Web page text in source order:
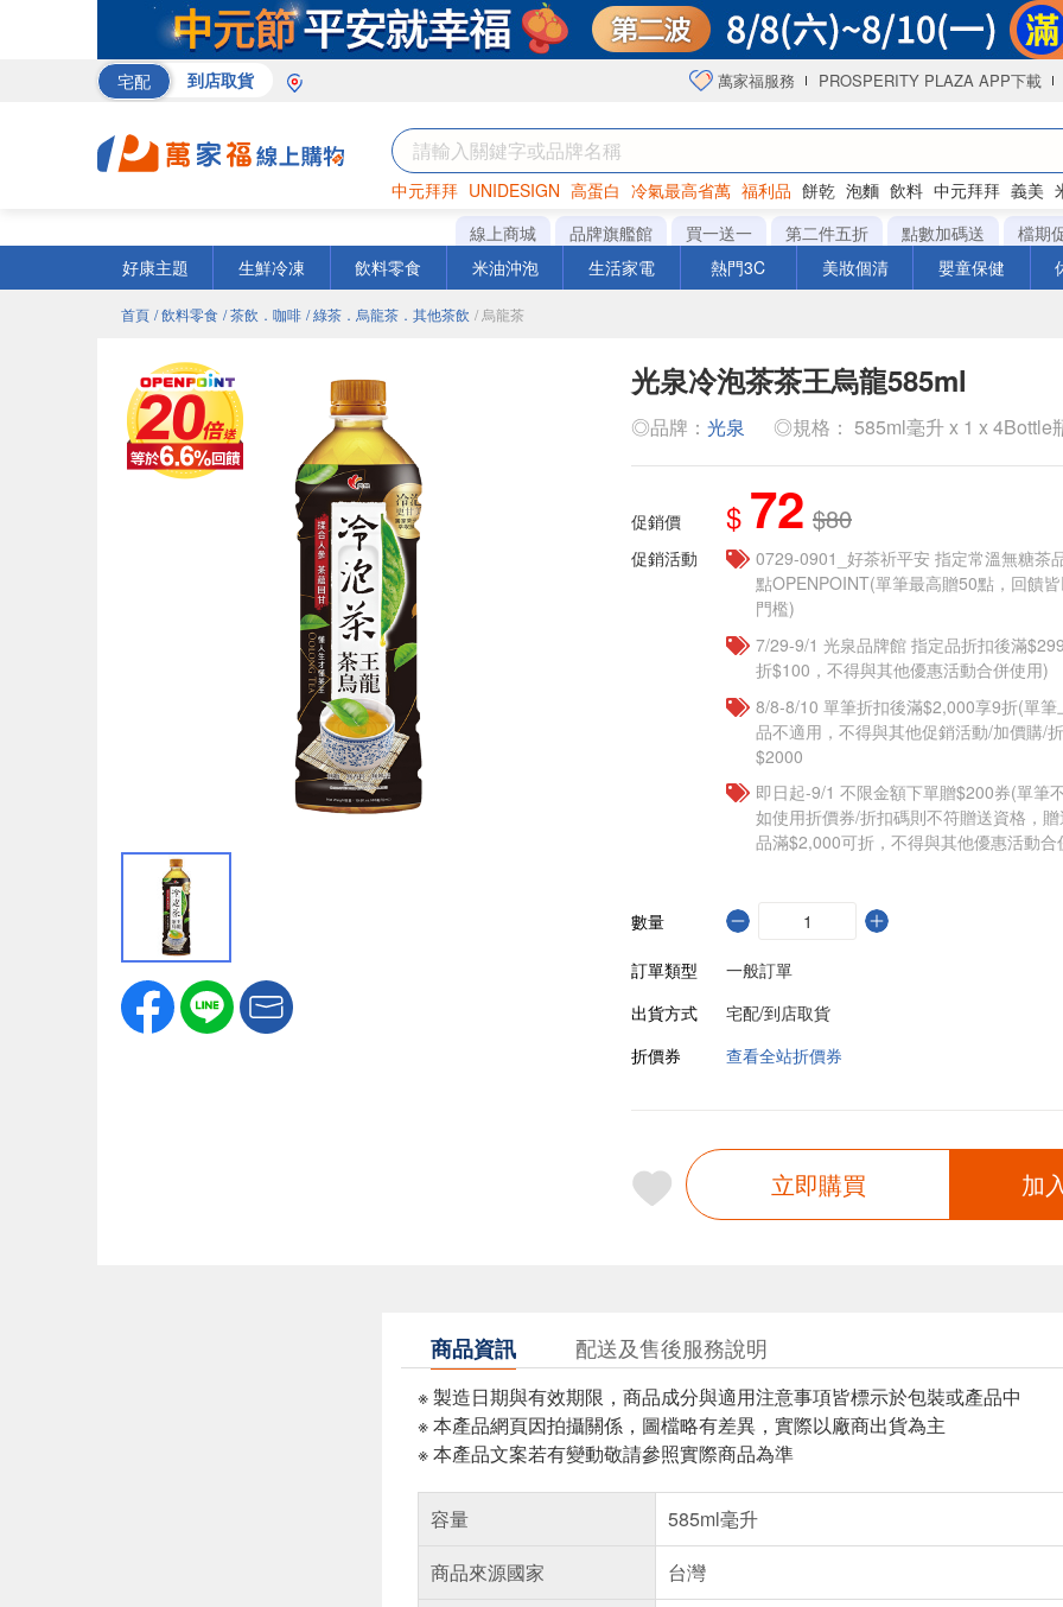
宅配 到店取貨 萬家福服務 PROSPERITY PLAZA APP下載
中元拜拜 UNIDESIGN 高蛋白 冷氣最高省萬 福利品 餅乾 泡麵 飲料 中元拜拜 義美
罐頭 海苔 洋芋片
線上商城 品牌旗艦館 買一送一 第二件五折 點數加碼送
檔期
好康主題
生鮮冷凍 飲料零食 米油沖泡 生活家電 熱門3C 美妝個清 嬰童保健
首頁 / 飲料零食 / 茶飲．咖啡 / 綠茶．烏龍茶．其他茶飲 / 烏龍茶
光泉冷泡茶茶王烏龍585ml
◎品牌： 光泉 ◎規格： 585ml毫升 x 1 x 4Bottle
促銷價 $ 72 $80
促銷活動
​​0729-0901_好茶祈平安 指定常溫無糖茶
點OPENPOINT(單筆最高贈50點，回饋
門檻)
7/29-9/1 光泉品牌館 指定品折扣後滿
折$100，不得與其他優惠活動合併使用)
8/8-8/10 單筆折扣後滿$2,000享9折(單
品不適用，不得與其他促銷活動/加價購/
$2000
即日起-9/1 不限金額下單贈$200券(單筆
如使用折價券/折扣碼則不符贈送資格，
品滿$2,000可折，不得與其他優惠活動合
數量
訂單類型
一般訂單
出貨方式
宅配/到店取貨
折價券
查看全站折價券
立即購買 加
商品資訊 配送及售後服務說明
※ 製造日期與有效期限，商品成分與適用注意事項皆標示於包裝或產品中
※ 本產品網頁因拍攝關係，圖檔略有差異，實際以廠商出貨為主
※ 本產品文案若有變動敬請參照實際商品為準
容量
585ml毫升
商品來源國家
台灣